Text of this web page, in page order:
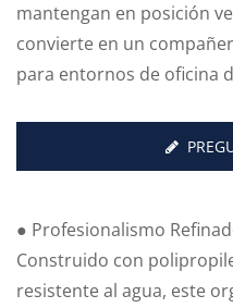
mantengan en posición
convierte en un
para entornos de oficina
● Profesionalismo
Construido con
resistente al agua, este